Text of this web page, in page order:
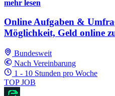
mehr lesen
Online Aufgaben &
Möglichkeit, Geld online
Bundesweit
Nach Vereinbarung
1 - 10 Stunden pro Woche
TOP JOB